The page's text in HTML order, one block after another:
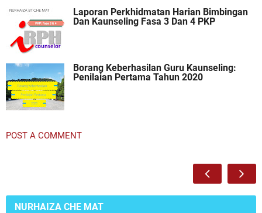
Laporan Perkhidmatan Harian Bimbingan
Dan Kaunseling Fasa 3 Dan 4 PKP
Borang Keberhasilan Guru Kaunseling:
Penilaian Pertama Tahun 2020
POST A COMMENT
NURHAIZA CHE MAT